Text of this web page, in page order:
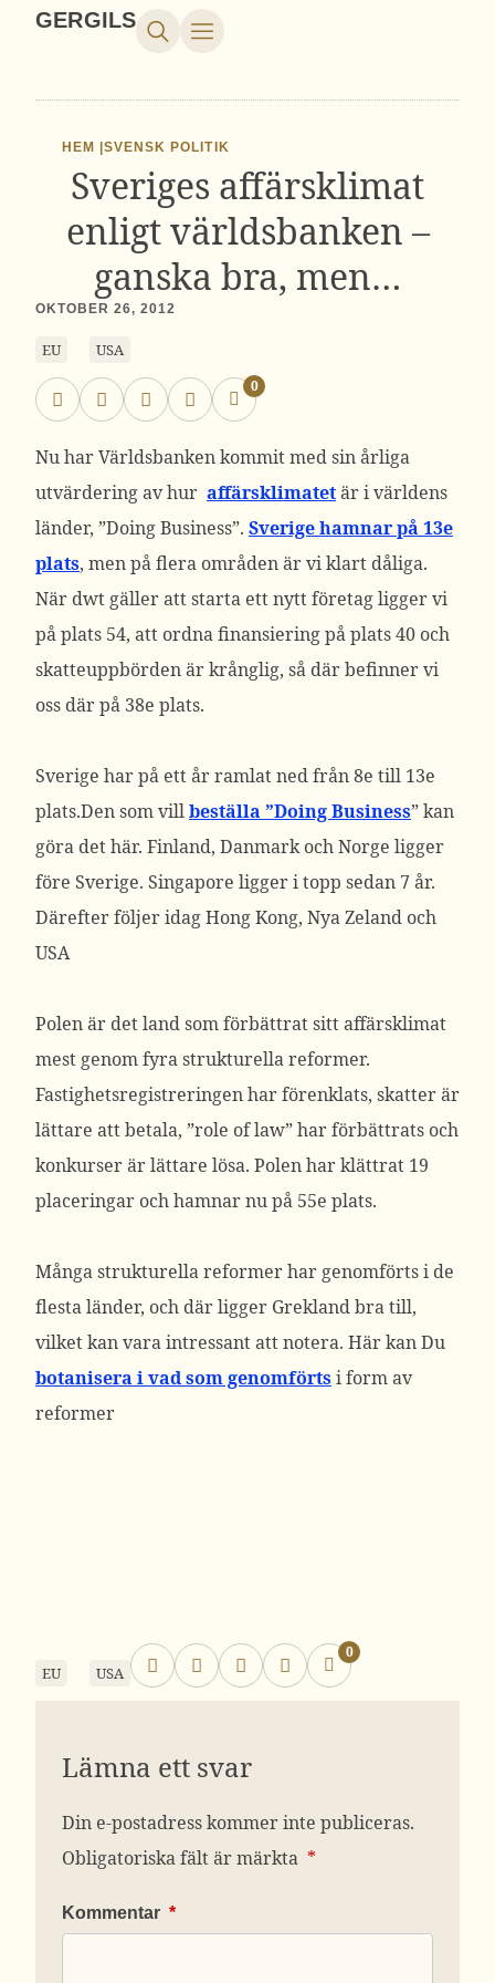
GERGILS
HEM |SVENSK POLITIK
Sveriges affärsklimat
enligt världsbanken –
ganska bra, men…
OKTOBER 26, 2012
EU USA
0
Nu har Världsbanken kommit med sin årliga
utvärdering av hur affärsklimatetär i världens
länder, ”Doing Business”. Sverige hamnar på 13e
plats, men på flera områden är vi klart dåliga.
När dwt gäller att starta ett nytt företag ligger vi
på plats 54, att ordna finansiering på plats 40 och
skatteuppbörden är krånglig, så där befinner vi
oss där på 38e plats.
Sverige har på ett år ramlat ned från 8e till 13e
plats.Den som villbeställa ”Doing Business” kan
göra det här. Finland, Danmark och Norge ligger
före Sverige. Singapore ligger i topp sedan 7 år.
Därefter följer idag Hong Kong, Nya Zeland och
USA
Polen är det land som förbättrat sitt affärsklimat
mest genom fyra strukturella reformer.
Fastighetsregistreringen har förenklats, skatter är
lättare att betala, ”role of law” har förbättrats och
konkurser är lättare lösa. Polen har klättrat 19
placeringar och hamnar nu på 55e plats.
Många strukturella reformer har genomförts i de
flesta länder, och där ligger Grekland bra till,
vilket kan vara intressant att notera. Här kan Du
botanisera i vad som genomförtsi form av
reformer
EU USA
0
Lämna ett svar
Din e-postadress kommer inte publiceras.
Obligatoriska fält är märkta *
Kommentar *